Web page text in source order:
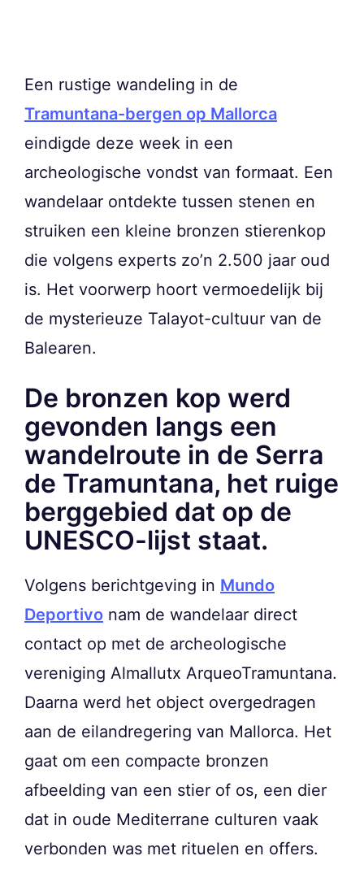
Een rustige wandeling in de
Tramuntana-bergen op Mallorca
eindigde deze week in een
archeologische vondst van formaat. Een
wandelaar ontdekte tussen stenen en
struiken een kleine bronzen stierenkop
die volgens experts zo’n 2.500 jaar oud
is. Het voorwerp hoort vermoedelijk bij
de mysterieuze Talayot-cultuur van de
Balearen.
De bronzen kop werd
gevonden langs een
wandelroute in de Serra
de Tramuntana, het ruige
berggebied dat op de
UNESCO-lijst staat.
Volgens berichtgeving in Mundo
Deportivo nam de wandelaar direct
contact op met de archeologische
vereniging Almallutx ArqueoTramuntana.
Daarna werd het object overgedragen
aan de eilandregering van Mallorca. Het
gaat om een compacte bronzen
afbeelding van een stier of os, een dier
dat in oude Mediterrane culturen vaak
verbonden was met rituelen en offers.